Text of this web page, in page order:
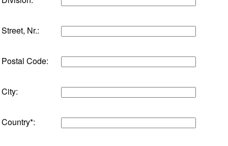
Street, Nr.:
Postal Code:
City:
Country*: